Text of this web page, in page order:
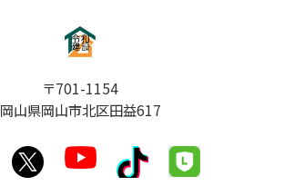
〒701-1154
岡山県岡山市北区田益617